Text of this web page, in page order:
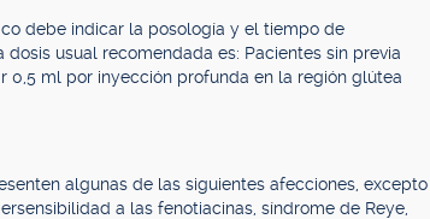
debe indicar la posología y el tiempo de
usual recomendada es: Pacientes sin previa
0,5 ml por inyección profunda en la región glútea
algunas de las siguientes afecciones, excepto
a las fenotiacinas, síndrome de Reye,